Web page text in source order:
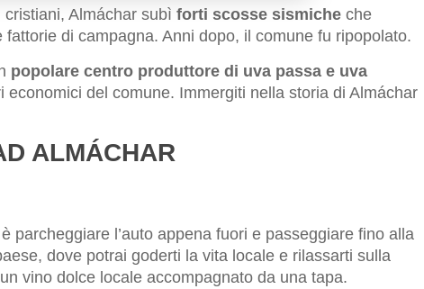
Almáchar subì forti scosse sismiche che
di campagna. Anni dopo, il comune fu ripopolato.
popolare centro produttore di uva passa e uva
economici del comune. Immergiti nella storia di Almáchar
ALMÁCHAR
parcheggiare l’auto appena fuori e passeggiare fino alla
dove potrai goderti la vita locale e rilassarti sulla
vino dolce locale accompagnato da una tapa.